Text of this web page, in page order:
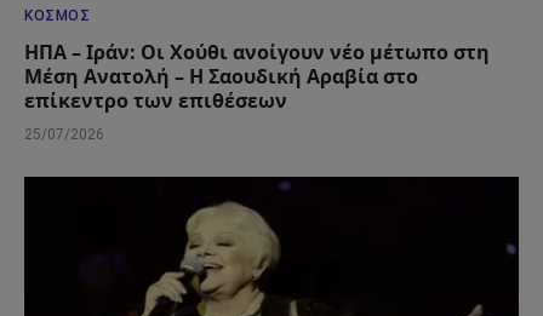
ΚΌΣΜΟΣ
ΗΠΑ – Ιράν: Οι Χούθι ανοίγουν νέο μέτωπο στη
Μέση Ανατολή – Η Σαουδική Αραβία στο
επίκεντρο των επιθέσεων
25/07/2026